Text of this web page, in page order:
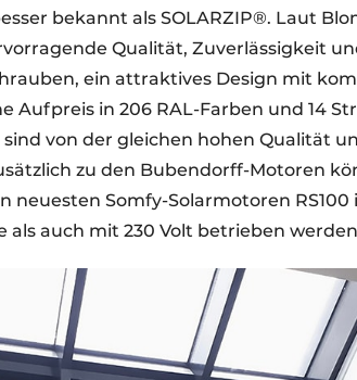
bekannt als SOLARZIP®. Laut
Qualität, Zuverlässigkeit
ein attraktives Design mit
Aufpreis in 206 RAL-Farben und 14
von der gleichen hohen Qualität
zu den Bubendorff-Motoren
neuesten Somfy-Solarmotoren
als auch mit 230 Volt betrieben